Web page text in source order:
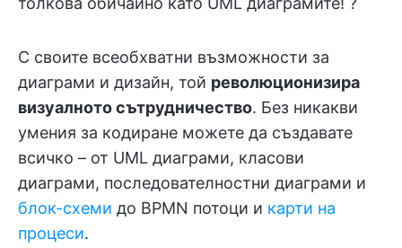
С своите всеобхватни възможности за
диаграми и дизайн, той революционизира
визуалното сътрудничество. Без никакви
умения за кодиране можете да създавате
всичко – от UML диаграми, класови
диаграми, последователностни диаграми и
блок-схеми до BPMN потоци и карти на
процеси.